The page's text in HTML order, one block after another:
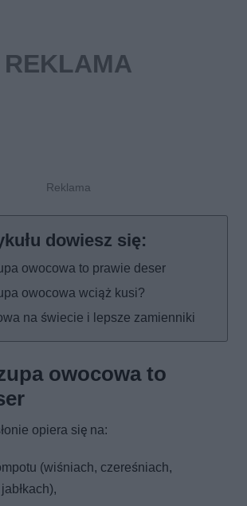
owocowa to prawie deser
owocowa wciąż kusi?
na świecie i lepsze zamienniki
owocowa to
opiera się na:
(wiśniach, czereśniach,